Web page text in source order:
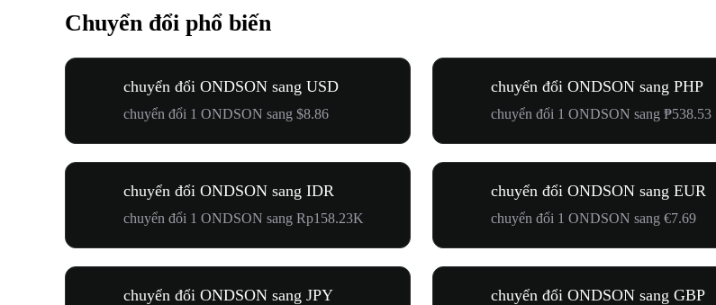
Chuyển đổi phổ biến
chuyển đổi ONDSON sang USD
chuyển đổi 1 ONDSON sang $8.86
chuyển đổi ONDSON sang PHP
chuyển đổi 1 ONDSON sang ₱538.53
chuyển đổi ONDSON sang IDR
chuyển đổi 1 ONDSON sang Rp158.23K
chuyển đổi ONDSON sang EUR
chuyển đổi 1 ONDSON sang €7.69
chuyển đổi ONDSON sang JPY chuyển đổi ONDSON sang GBP